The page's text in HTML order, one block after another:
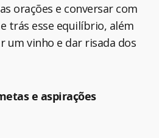
orações e conversar com
trás esse equilíbrio, além
um vinho e dar risada dos
e aspirações